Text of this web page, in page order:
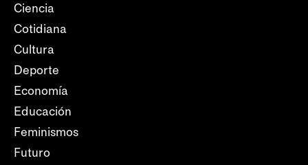
Ciencia
Cotidiana
Cultura
Deporte
Economía
Educación
Feminismos
Futuro